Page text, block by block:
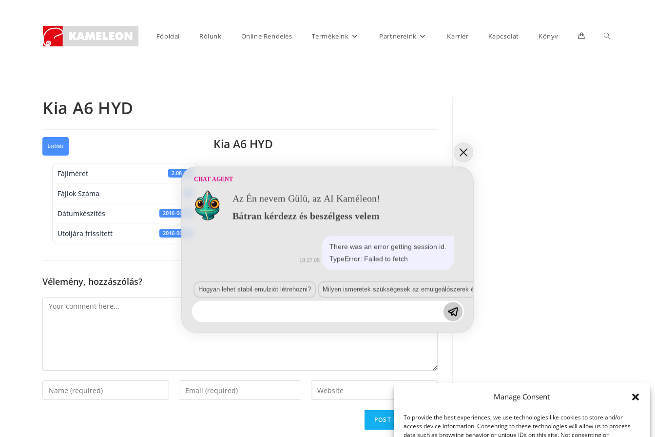
Manage Consent
To provide the best experiences, we use technologies like cookies to store and/or
access device information. Consenting to these technologies will allow us to process
data such as browsing behavior or unique IDs on this site. Not consenting or
Főoldal Rólunk Online Rendelés Termékeink Partnereink Karrier Kapcsolat Könyv Toggle
Kia A6 HYD
Letöltés
Fájlméret 2.08 KB
Fájlok Száma
Dátumkészítés 2016-06-01
Utoljára frissített 2016-06-01
Kia A6 HYD
Vélemény, hozzászólás?
Comment
Enter
your
Enter
your
Enter
your
CHAT AGENT
Az Én nevem Gülü, az AI Kaméleon!
Bátran kérdezz és beszélgess velem
There was an error getting session id.
TypeError: Failed to fetch
18:27:05
Hogyan lehet stabil emulziót létrehozni? Milyen ismeretek szükségesek az emulgeálószerek és diszpergálószerek terén?